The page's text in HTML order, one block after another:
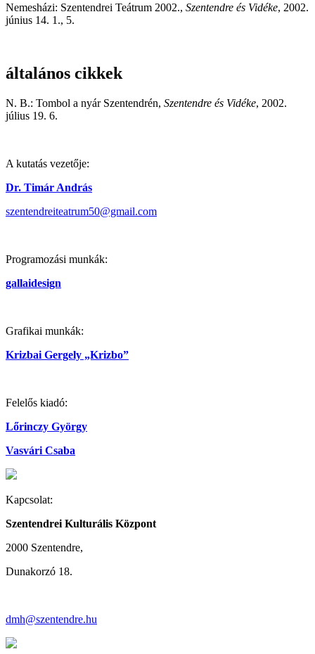
Nemesházi: Szentendrei Teátrum 2002., Szentendre és Vidéke, 2002.
június 14. 1., 5.
általános cikkek
N. B.: Tombol a nyár Szentendrén, Szentendre és Vidéke, 2002.
július 19. 6.
A kutatás vezetője:
Dr. Timár András
szentendreiteatrum50@gmail.com
Programozási munkák:
gallaidesign
Grafikai munkák:
Krizbai Gergely „Krizbo”
Felelős kiadó:
Lőrinczy György
Vasvári Csaba
Kapcsolat:
Szentendrei Kulturális Központ
2000 Szentendre,
Dunakorzó 18.
dmh@szentendre.hu